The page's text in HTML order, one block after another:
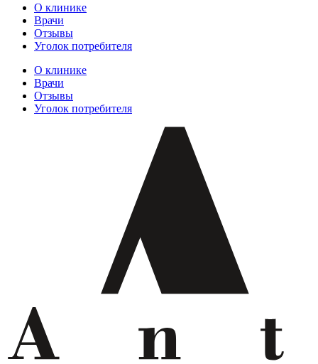
О клинике
Врачи
Отзывы
Уголок потребителя
О клинике
Врачи
Отзывы
Уголок потребителя